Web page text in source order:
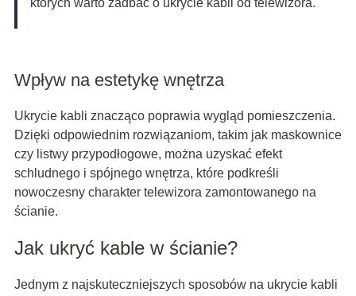
których warto zadbać o ukrycie kabli od telewizora.
Wpływ na estetykę wnętrza
Ukrycie kabli znacząco poprawia wygląd pomieszczenia.
Dzięki odpowiednim rozwiązaniom, takim jak maskownice
czy listwy przypodłogowe, można uzyskać efekt
schludnego i spójnego wnętrza, które podkreśli
nowoczesny charakter telewizora zamontowanego na
ścianie.
Jak ukryć kable w ścianie?
Jednym z najskuteczniejszych sposobów na ukrycie kabli